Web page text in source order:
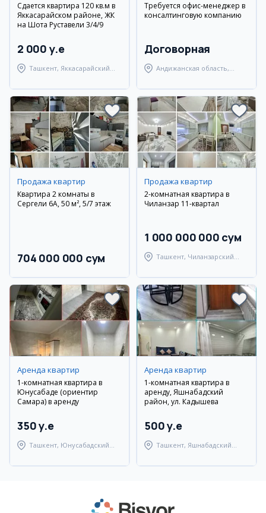
Сдается квартира 120 кв.м в
Яккасарайском районе, ЖК
на Шота Руставели 3/4/9
2 000 y.e
Ташкент, Яккасарайский
Требуется офис-менеджер в
консалтинговую компанию
Договорная
Андижанская область,
Продажа квартир
Квартира 2 комнаты в
Сергели 6А, 50 м², 5/7 этаж
704 000 000 сум
Продажа квартир
2-комнатная квартира в
Чиланзар 11-квартал
1 000 000 000 сум
Ташкент, Чиланзарский
Аренда квартир
1-комнатная квартира в
Юнусабаде (ориентир
Самара) в аренду
350 y.e
Ташкент, Юнусабадский
Аренда квартир
1-комнатная квартира в
аренду, Яшнабадский
район, ул. Кадышева
500 y.e
Ташкент, Яшнабадский